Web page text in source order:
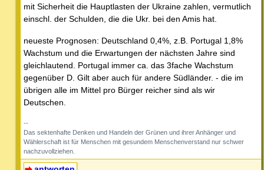
mit Sicherheit die Hauptlasten der Ukraine zahlen, vermutlich
einschl. der Schulden, die die Ukr. bei den Amis hat.
neueste Prognosen: Deutschland 0,4%, z.B. Portugal 1,8%
Wachstum und die Erwartungen der nächsten Jahre sind
gleichlautend. Portugal immer ca. das 3fache Wachstum
gegenüber D. Gilt aber auch für andere Südländer. - die im
übrigen alle im Mittel pro Bürger reicher sind als wir
Deutschen.
--
Das sektenhafte Denken und Handeln der Grünen und ihrer Anhänger und
Wählerschaft ist für Menschen mit gesundem Menschenverstand nur schwer
nachzuvollziehen.